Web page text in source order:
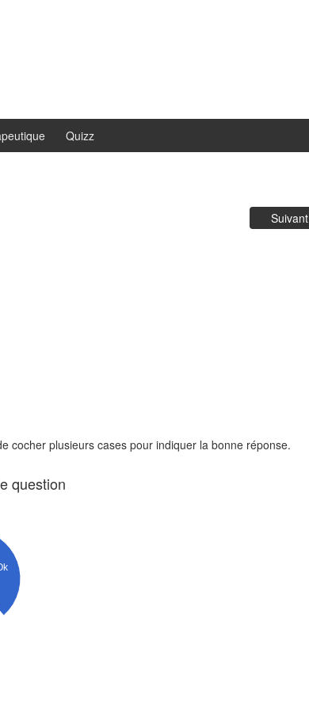
Quizz
Suivant
cocher plusieurs cases pour indiquer la bonne réponse.
question